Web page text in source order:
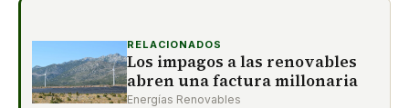
RELACIONADOS
Los impagos a las renovables
abren una factura millonaria
Energías Renovables